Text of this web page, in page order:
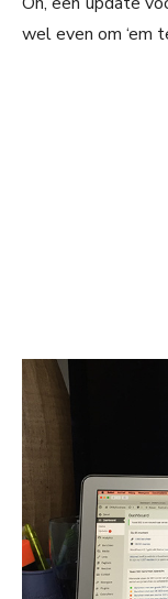
wel even om ‘em